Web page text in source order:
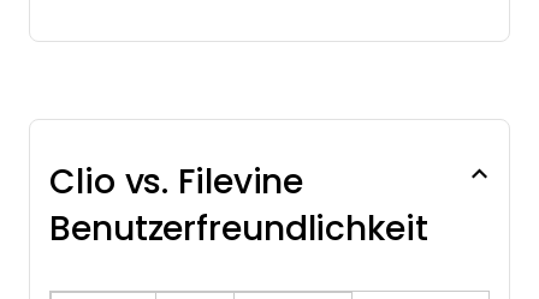
Clio vs. Filevine
Benutzerfreundlichkeit